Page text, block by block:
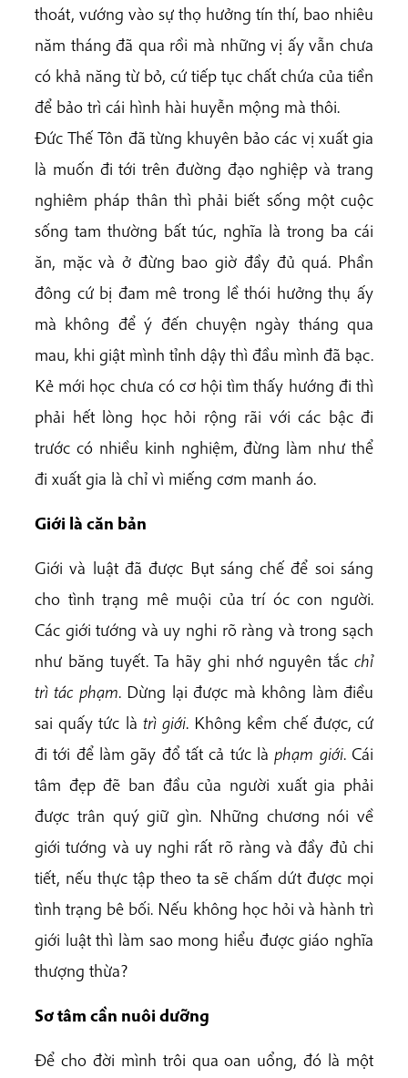
thoát, vướng vào sự thọ hưởng tín thí, bao nhiêu
năm tháng đã qua rồi mà những vị ấy vẫn chưa
có khả năng từ bỏ, cứ tiếp tục chất chứa của tiền
để bảo trì cái hình hài huyễn mộng mà thôi.
Đức Thế Tôn đã từng khuyên bảo các vị xuất gia
là muốn đi tới trên đường đạo nghiệp và trang
nghiêm pháp thân thì phải biết sống một cuộc
sống tam thường bất túc, nghĩa là trong ba cái
ăn, mặc và ở đừng bao giờ đầy đủ quá. Phần
đông cứ bị đam mê trong lề thói hưởng thụ ấy
mà không để ý đến chuyện ngày tháng qua
mau, khi giật mình tỉnh dậy thì đầu mình đã bạc.
Kẻ mới học chưa có cơ hội tìm thấy hướng đi thì
phải hết lòng học hỏi rộng rãi với các bậc đi
trước có nhiều kinh nghiệm, đừng làm như thể
đi xuất gia là chỉ vì miếng cơm manh áo.
Giới là căn bản
Giới và luật đã được Bụt sáng chế để soi sáng
cho tình trạng mê muội của trí óc con người.
Các giới tướng và uy nghi rõ ràng và trong sạch
như băng tuyết. Ta hãy ghi nhớ nguyên tắc chỉ
trì tác phạm. Dừng lại được mà không làm điều
sai quấy tức là trì giới. Không kềm chế được, cứ
đi tới để làm gãy đổ tất cả tức làphạm giới. Cái
tâm đẹp đẽ ban đầu của người xuất gia phải
được trân quý giữ gìn. Những chương nói về
giới tướng và uy nghi rất rõ ràng và đầy đủ chi
tiết, nếu thực tập theo ta sẽ chấm dứt được mọi
tình trạng bê bối. Nếu không học hỏi và hành trì
giới luật thì làm sao mong hiểu được giáo nghĩa
thượng thừa?
Sơ tâm cần nuôi dưỡng
Để cho đời mình trôi qua oan uổng, đó là một